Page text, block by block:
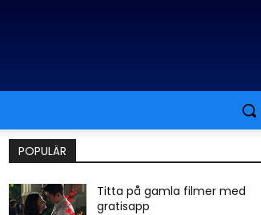
POPULÄR
Titta på gamla filmer med
gratisapp